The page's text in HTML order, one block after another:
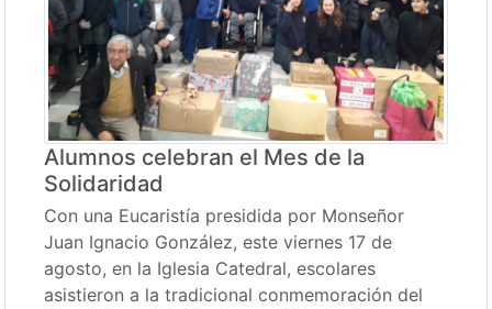
Alumnos celebran el Mes de la
Solidaridad
Con una Eucaristía presidida por Monseñor
Juan Ignacio González, este viernes 17 de
agosto, en la Iglesia Catedral, escolares
asistieron a la tradicional conmemoración del